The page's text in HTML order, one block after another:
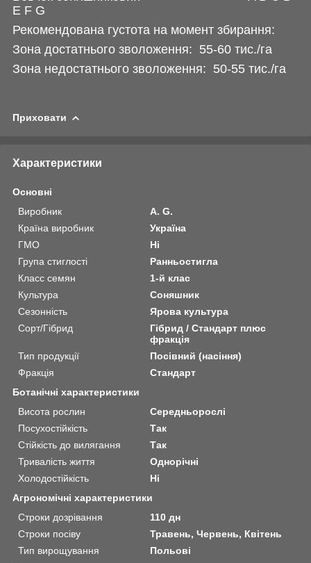
Е F G
Рекомендована густота на момент збирання:
Зона достатнього зволоження: 55-60 тис./га
Зона недостатнього зволоження: 50-55 тис./га
Приховати
Характеристики
Основні
Виробник
A. G.
Країна виробник
Україна
ГМО
Ні
Група стиглості
Ранньостигла
Класс семян
1-й клас
Культура
Соняшник
Сезонність
Ярова культура
Сорт/Гібрид
Гібрид / Стандарт плюс
фракція
Тип продукції
Посівний (насіння)
Фракція
Стандарт
Ботанічні характеристики
Висота рослин
Середньорослі
Посухостійкість
Так
Стійкість до вилягання
Так
Тривалість життя
Однорічні
Холодостійкість
Ні
Агрономічні характеристики
Строки дозрівання
110 дн
Строки посіву
Травень, Червень, Квітень
Тип вирощування
Польові